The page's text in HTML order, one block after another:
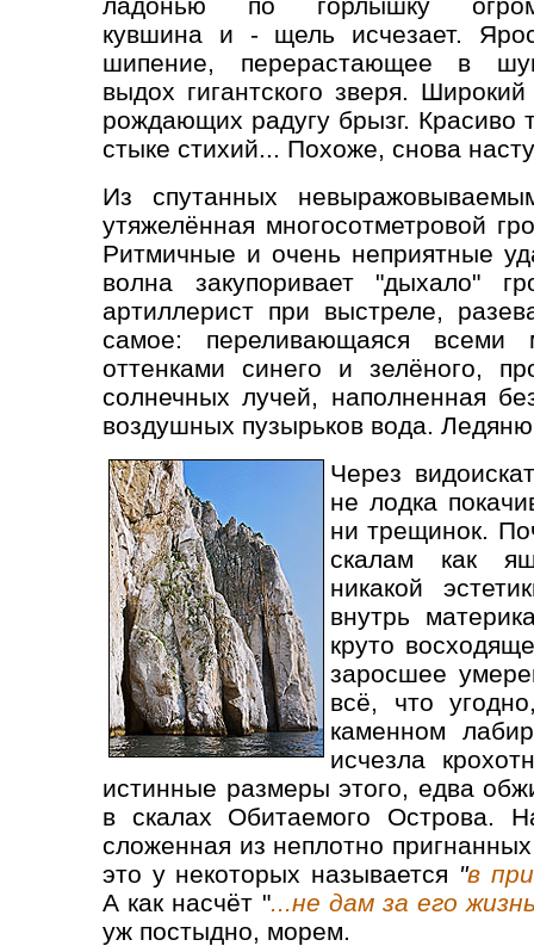
кувшина и - щель исчезает.
шипение, перерастающее в
выдох гигантского зверя.
рождающих радугу брызг. Красиво
стыке стихий... Похоже, снова
Из спутанных
утяжелённая многосотметровой
Ритмичные и очень неприятные
волна закупоривает "дыхало"
артиллерист при выстреле,
самое: переливающаяся
оттенками синего и зелёного,
солнечных лучей, наполненная
воздушных пузырьков вода.
Через
не лодка
ни трещинок.
скалам как
никакой
внутрь
круто
заросшее
всё, что
каменном
исчезла
истинные размеры этого, едва
в скалах Обитаемого Острова.
сложенная из неплотно
это у некоторых называется "в
А как насчёт "...не дам за его
уж постыдно, морем.